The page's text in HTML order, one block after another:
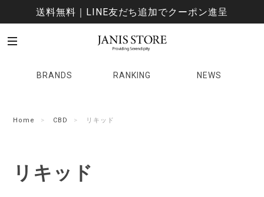
送料無料｜LINE友だち追加でクーポン進呈
BRANDS RANKING NEWS
Home CBD リキッド
リキッド